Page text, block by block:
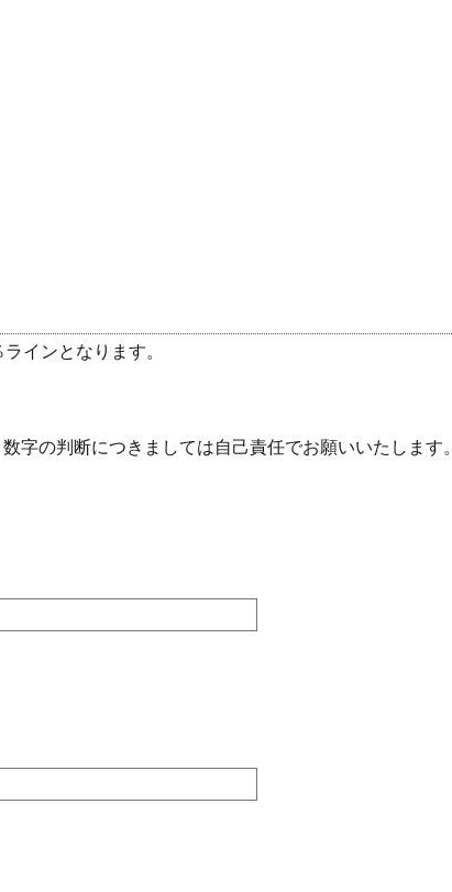
インとなります。
字の判断につきましては自己責任でお願いいたします。